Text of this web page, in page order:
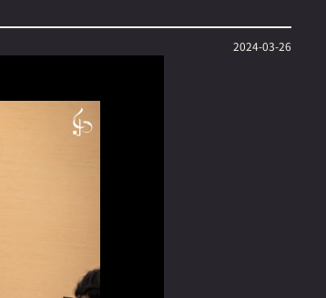
2024-03-26